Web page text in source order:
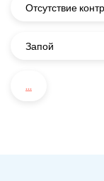
Отсутствие
Запой
...